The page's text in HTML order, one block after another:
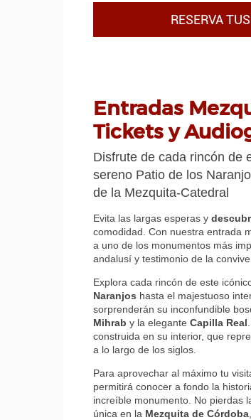
RESERVA
Entradas
Tickets y
Disfrute de cada rincón de
sereno Patio de los
de la Mezquita-Catedral
Evita las largas esperas y
comodidad. Con nuestra entrada
a uno de los monumentos más
andalusí y testimonio de la
Explora cada rincón de este
Naranjos hasta el majestuoso
sorprenderán su inconfundible
Mihrab y la elegante Capilla Real
construida en su interior, que
a lo largo de los siglos.
Para aprovechar al máximo tu
permitirá conocer a fondo la
increíble monumento. No pierdas
única en la Mezquita de Córdoba